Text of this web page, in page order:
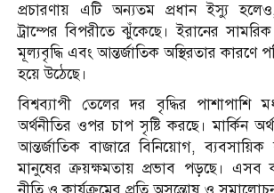
প্রচারণায় এটি অন্যতম প্রধান ইস্যু
ট্রাম্পের বিপরীতে ঝুঁকেছে। ইরানের সামরিক
মূল্যবৃদ্ধি এবং আন্তর্জাতিক অস্থিরতার কারণে
হয়ে উঠেছে।
বিশ্বব্যাপী তেলের দর বৃদ্ধির পাশাপাশি
অর্থনীতির ওপর চাপ সৃষ্টি করছে। মার্কিন
আন্তর্জাতিক বাজারে বিনিয়োগ,
মানুষের ক্রয়ক্ষমতায় প্রভাব পড়ছে। এসব